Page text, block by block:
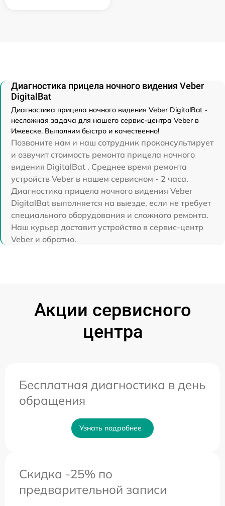
Диагностика прицела ночного видения Veber
DigitalBat
Диагностика прицела ночного видения Veber DigitalBat -
несложная задача для нашего сервис-центра Veber в
Ижевске. Выполним быстро и качественно!
Позвоните нам и наш сотрудник проконсультирует
и озвучит стоимость ремонта прицела ночного
видения DigitalBat . Среднее время ремонта
устройств Veber в нашем сервисном - 2 часа.
Диагностика прицела ночного видения Veber
DigitalBat выполняется на выезде, если не требует
специального оборудования и сложного ремонта.
Наш курьер доставит устройство в сервис-центр
Veber и обратно.
Акции сервисного
центра
Бесплатная диагностика в день
обращения
Узнать подробнее
Скидка -25% по
предварительной записи